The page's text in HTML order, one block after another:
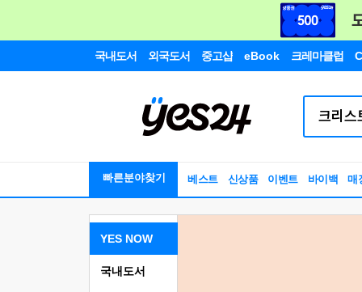
국내도서 외국도서 중고샵 eBook 크레마클럽
빠른분야찾기 베스트 신상품 이벤트 바이백 매
YES NOW
국내도서